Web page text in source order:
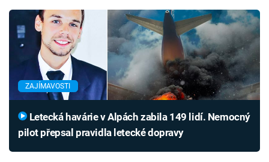
ZAJÍMAVOSTI
pilot přepsal pravidla letecké dopravy